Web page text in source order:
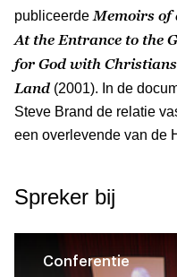
publiceerde Memoirs of
At the Entrance to the
for God with
Land (2001). In de
Steve Brand de relatie
een overlevende van de
Spreker bij
Conferentie